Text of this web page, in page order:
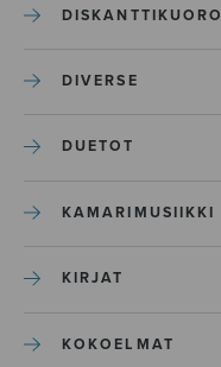
DISKANTTIKUORO
DIVERSE
DUETOT
KAMARIMUSIIKKI
KIRJAT
KOKOELMAT